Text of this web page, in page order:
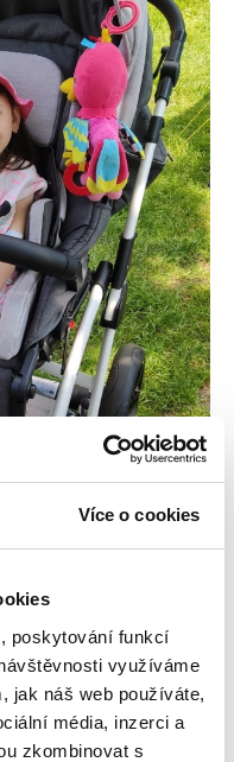
Více o cookies
poskytování funkcí
využíváme
jak náš web používáte,
média, inzerci a
zkombinovat s
aby dcera
Trutnovsku žije
tatínek Pavel a